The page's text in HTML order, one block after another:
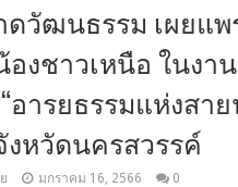
ดวัฒนธรรม เผยแ
งชาวเหนือ ในง
อารยธรรมแห่งส
หวัดนครสวรรค์
มกราคม 16, 2566 0